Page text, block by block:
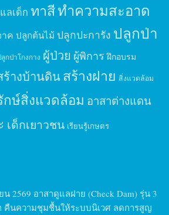
ลเด็ก ทาสีทำความสะอาด
ค ปลูกต้นไม้ ปลูกปะการัง ปลูกป่า
กป่าโกงกาง ผู้ป่วย ผู้พิการ ฝึกอบรม
ร้างบ้านดินสร้างฝาย สิ่งแวดล้อม
กษ์สิ่งแวดล้อม อาสาต่างแดน
เด็กเยาวชน เรียนรู้เกษตร
2569 อาสาดูแลฝาย (Check Dam) รุ่น 3
นความชุมชื้นให้ระบบนิเวศ ลดการสูญ